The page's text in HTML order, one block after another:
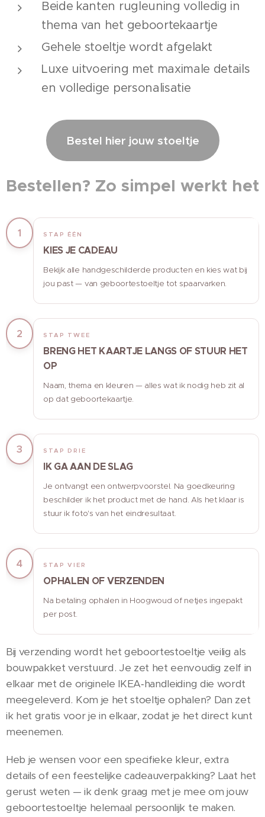
Beide kanten rugleuning volledig in
thema van het geboortekaartje
Gehele stoeltje wordt afgelakt
Luxe uitvoering met maximale details
en volledige personalisatie
Bestel hier jouw stoeltje
Bestellen? Zo simpel werkt het
1 STAP ÉÉN
KIES JE CADEAU
Bekijk alle handgeschilderde producten en kies wat bij
jou past — van geboortestoeltje tot spaarvarken.
2 STAP TWEE
BRENG HET KAARTJE LANGS OF STUUR HET
OP
Naam, thema en kleuren — alles wat ik nodig heb zit al
op dat geboortekaartje.
3 STAP DRIE
IK GA AAN DE SLAG
Je ontvangt een ontwerpvoorstel. Na goedkeuring
beschilder ik het product met de hand. Als het klaar is
stuur ik foto's van het eindresultaat.
4 STAP VIER
OPHALEN OF VERZENDEN
Na betaling ophalen in Hoogwoud of netjes ingepakt
per post.
Bij verzending wordt het geboortestoeltje veilig als
bouwpakket verstuurd. Je zet het eenvoudig zelf in
elkaar met de originele IKEA‑handleiding die wordt
meegeleverd. Kom je het stoeltje ophalen? Dan zet
ik het gratis voor je in elkaar, zodat je het direct kunt
meenemen.
Heb je wensen voor een specifieke kleur, extra
details of een feestelijke cadeauverpakking? Laat het
gerust weten — ik denk graag met je mee om jouw
geboortestoeltje helemaal persoonlijk te maken.